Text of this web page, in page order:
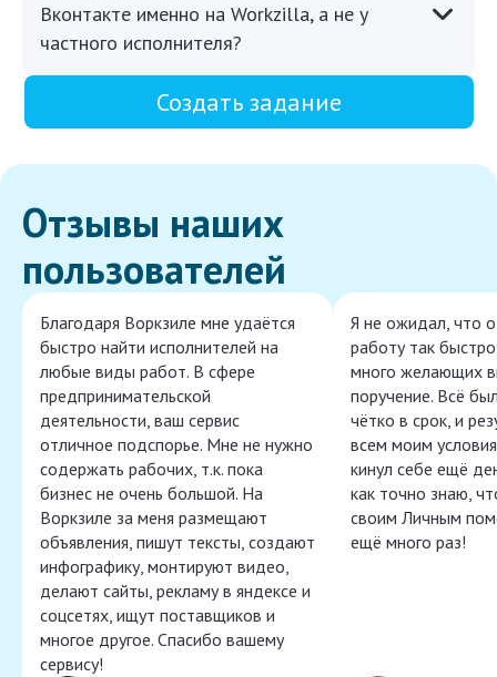
Вконтакте именно на Workzilla, а не у
частного исполнителя?
Создать задание
Отзывы наших
пользователей
Благодаря Воркзиле мне удаётся
быстро найти исполнителей на
любые виды работ. В сфере
предпринимательской
деятельности, ваш сервис
отличное подспорье. Мне не нужно
содержать рабочих, т.к. пока
бизнес не очень большой. На
Воркзиле за меня размещают
объявления, пишут тексты, создают
инфографику, монтируют видео,
делают сайты, рекламу в яндексе и
соцсетях, ищут поставщиков и
многое другое. Спасибо вашему
сервису!
Я не ожидал, что
работу так
много желающих
поручение. Всё
чётко в срок, и
всем моим
кинул себе ещё
как точно знаю,
своим Личным
ещё много раз!